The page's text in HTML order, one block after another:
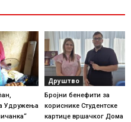
Удружења
Друштво
Бројни бенефити за
кориснике Студентске
картице вршачког Дома